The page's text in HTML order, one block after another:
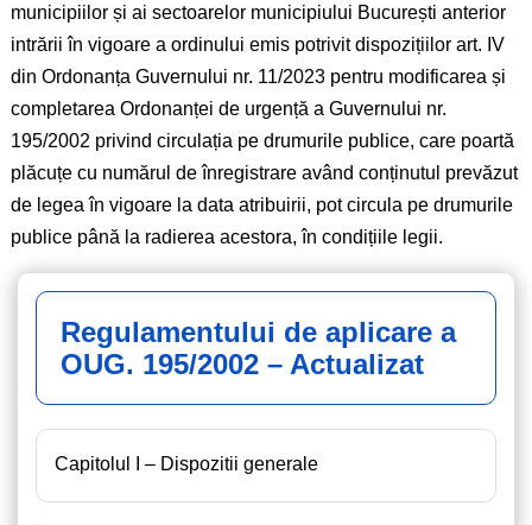
municipiilor și ai sectoarelor municipiului București anterior
intrării în vigoare a ordinului emis potrivit dispozițiilor art. IV
din Ordonanța Guvernului nr. 11/2023 pentru modificarea și
completarea Ordonanței de urgență a Guvernului nr.
195/2002 privind circulația pe drumurile publice, care poartă
plăcuțe cu numărul de înregistrare având conținutul prevăzut
de legea în vigoare la data atribuirii, pot circula pe drumurile
publice până la radierea acestora, în condițiile legii.
Regulamentului de aplicare a
OUG. 195/2002 – Actualizat
Capitolul I – Dispozitii generale